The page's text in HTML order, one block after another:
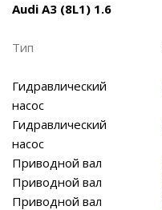
Audi A3 (8L1) 1.6
Тип
Гидравлический
насос
Гидравлический
насос
Приводной вал
Приводной вал
Приводной вал